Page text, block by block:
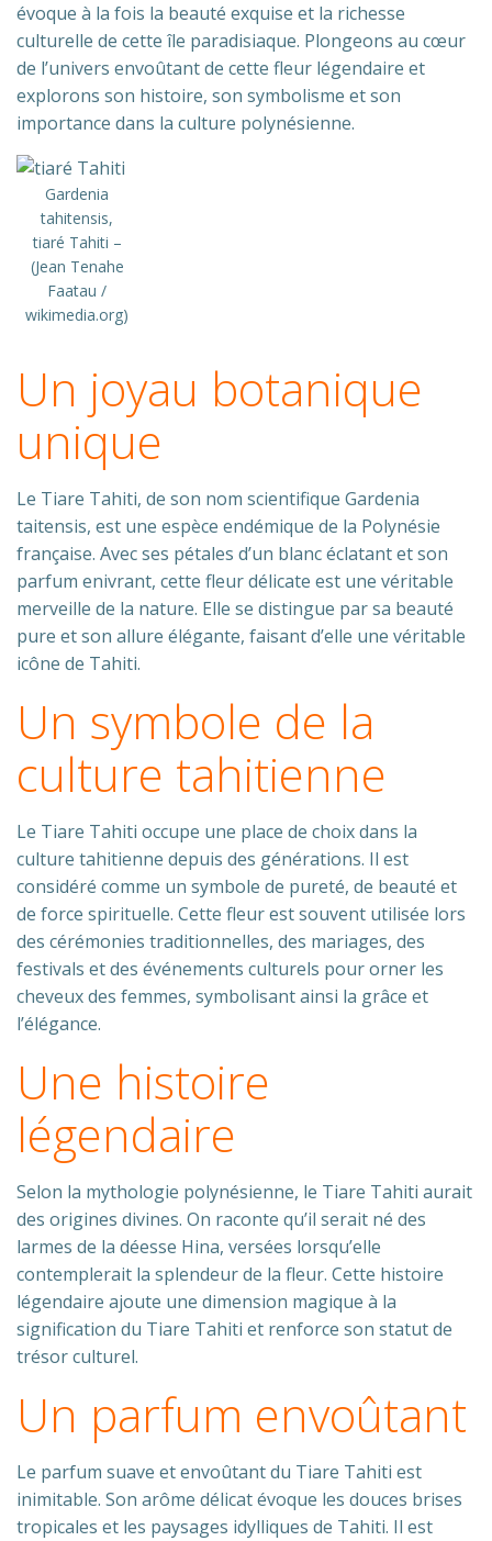
évoque à la fois la beauté exquise et la richesse
culturelle de cette île paradisiaque. Plongeons au cœur
de l’univers envoûtant de cette fleur légendaire et
explorons son histoire, son symbolisme et son
importance dans la culture polynésienne.
Gardenia
tahitensis,
tiaré Tahiti –
(Jean Tenahe
Faatau /
wikimedia.org)
Un joyau botanique
unique
Le Tiare Tahiti, de son nom scientifique Gardenia
taitensis, est une espèce endémique de la Polynésie
française. Avec ses pétales d’un blanc éclatant et son
parfum enivrant, cette fleur délicate est une véritable
merveille de la nature. Elle se distingue par sa beauté
pure et son allure élégante, faisant d’elle une véritable
icône de Tahiti.
Un symbole de la
culture tahitienne
Le Tiare Tahiti occupe une place de choix dans la
culture tahitienne depuis des générations. Il est
considéré comme un symbole de pureté, de beauté et
de force spirituelle. Cette fleur est souvent utilisée lors
des cérémonies traditionnelles, des mariages, des
festivals et des événements culturels pour orner les
cheveux des femmes, symbolisant ainsi la grâce et
l’élégance.
Une histoire
légendaire
Selon la mythologie polynésienne, le Tiare Tahiti aurait
des origines divines. On raconte qu’il serait né des
larmes de la déesse Hina, versées lorsqu’elle
contemplerait la splendeur de la fleur. Cette histoire
légendaire ajoute une dimension magique à la
signification du Tiare Tahiti et renforce son statut de
trésor culturel.
Un parfum envoûtant
Le parfum suave et envoûtant du Tiare Tahiti est
inimitable. Son arôme délicat évoque les douces brises
tropicales et les paysages idylliques de Tahiti. Il est